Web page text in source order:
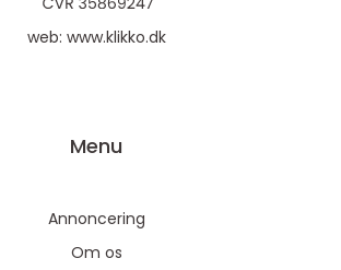
web: www.klikko.dk
Menu
Annoncering
Om os